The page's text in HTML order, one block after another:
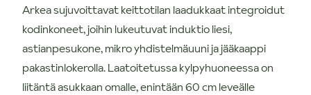
Arkea sujuvoittavat keittotilan laadukkaat integroidut
kodinkoneet, joihin lukeutuvat induktio liesi,
astianpesukone, mikro yhdistelmäuuni ja jääkaappi
pakastinlokerolla. Laatoitetussa kylpyhuoneessa on
liitäntä asukkaan omalle, enintään 60 cm leveälle